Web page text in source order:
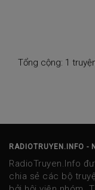
Tổng cộng: 1
RADIOTRUYEN.INFO -
RadioTruyen.Info
chia sẻ các bộ